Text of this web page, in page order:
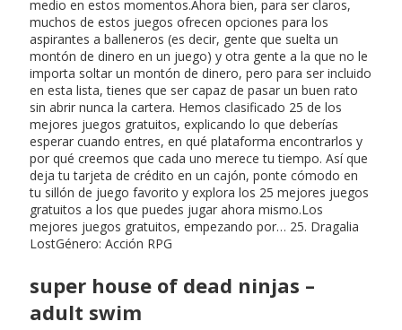
medio en estos momentos.Ahora bien, para ser claros,
muchos de estos juegos ofrecen opciones para los
aspirantes a balleneros (es decir, gente que suelta un
montón de dinero en un juego) y otra gente a la que no le
importa soltar un montón de dinero, pero para ser incluido
en esta lista, tienes que ser capaz de pasar un buen rato
sin abrir nunca la cartera. Hemos clasificado 25 de los
mejores juegos gratuitos, explicando lo que deberías
esperar cuando entres, en qué plataforma encontrarlos y
por qué creemos que cada uno merece tu tiempo. Así que
deja tu tarjeta de crédito en un cajón, ponte cómodo en
tu sillón de juego favorito y explora los 25 mejores juegos
gratuitos a los que puedes jugar ahora mismo.Los
mejores juegos gratuitos, empezando por… 25. Dragalia
LostGénero: Acción RPG
super house of dead ninjas –
adult swim